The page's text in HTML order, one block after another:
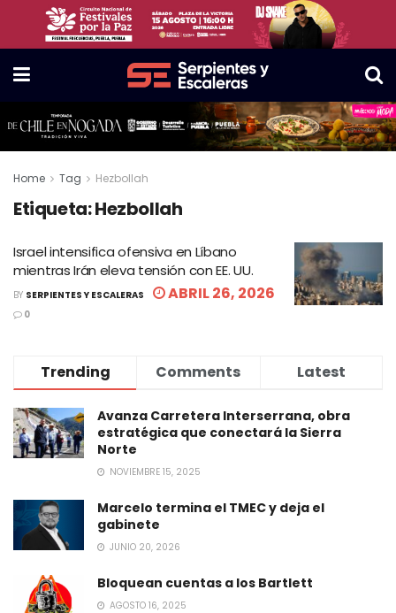
Home Tag Hezbollah
Etiqueta:Hezbollah
Israel intensifica ofensiva en Líbano
mientras Irán eleva tensión con EE. UU.
BY SERPIENTES Y ESCALERAS ABRIL 26, 2026
0
Trending Comments Latest
Avanza Carretera Interserrana, obra
estratégica que conectará la Sierra
Norte
NOVIEMBRE 15, 2025
Marcelo termina el TMEC y deja el
gabinete
JUNIO 20, 2026
Bloquean cuentas a los Bartlett
AGOSTO 16, 2025